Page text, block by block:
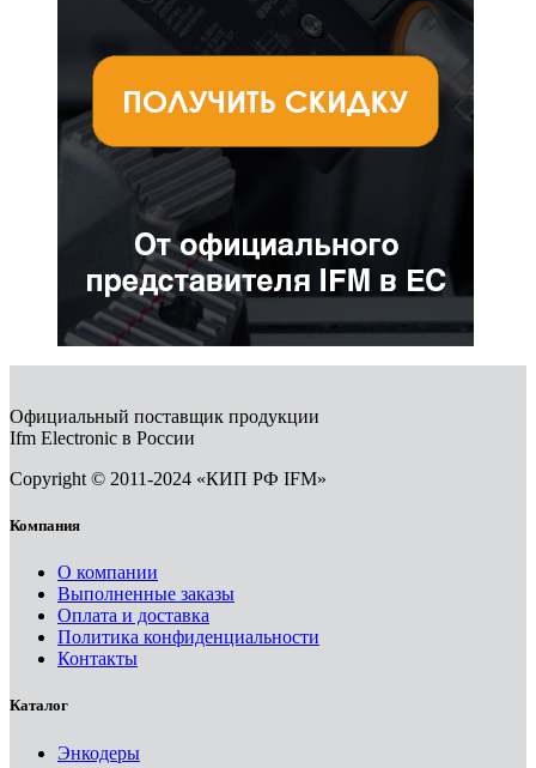
Официальный поставщик продукции
Ifm Electronic в России
Copyright © 2011-2024 «КИП РФ IFM»
Компания
О компании
Выполненные заказы
Оплата и доставка
Политика конфиденциальности
Контакты
Каталог
Энкодеры